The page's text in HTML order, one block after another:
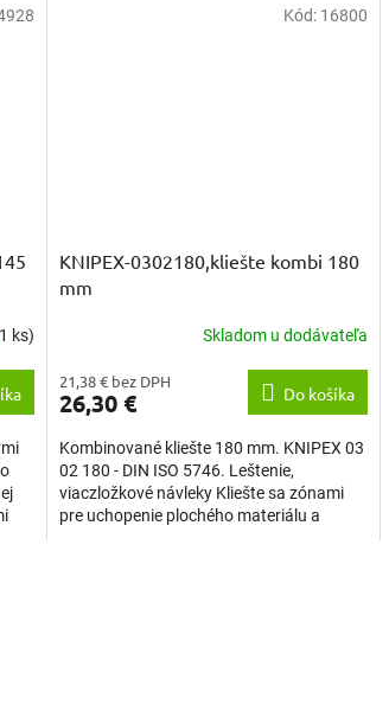
ks)
KNIPEX-0302180,kliešte kombi 180
mm
Skladom u dodávateľa
21,38 € bez DPH
26,30 € Do košíka
Kombinované kliešte 180 mm. KNIPEX 03
02 180 - DIN ISO 5746. Leštenie,
viaczložkové návleky Kliešte sa zónami
pre uchopenie plochého materiálu a
Kód: 16800